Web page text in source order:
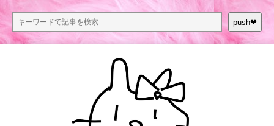
push❤︎